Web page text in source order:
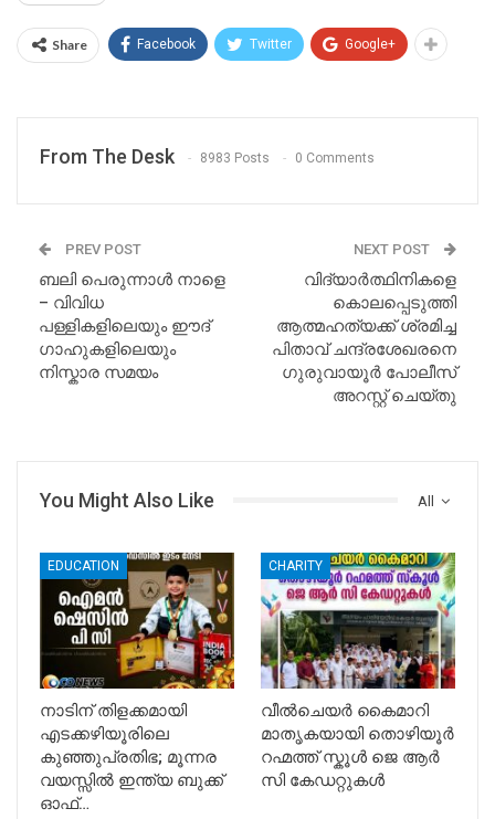
Share Facebook Twitter Google+
From The Desk 8983 Posts 0 Comments
PREV POST
ബലി പെരുന്നാൾ നാളെ
– വിവിധ
പള്ളികളിലെയും ഈദ്
ഗാഹുകളിലെയും
നിസ്കാര സമയം
NEXT POST
വിദ്യാർത്ഥിനികളെ
കൊലപ്പെടുത്തി
ആത്മഹത്യക്ക് ശ്രമിച്ച
പിതാവ് ചന്ദ്രശേഖരനെ
ഗുരുവായൂർ പോലീസ്
അറസ്റ്റ് ചെയ്തു
All
You Might Also Like
EDUCATION
നാടിന് തിളക്കമായി
എടക്കഴിയൂരിലെ
കുഞ്ഞുപ്രതിഭ; മൂന്നര
വയസ്സിൽ ഇന്ത്യ ബുക്ക്
ഓഫ്…
CHARITY
വീൽചെയർ കൈമാറി
മാതൃകയായി തൊഴിയൂർ
റഹ്മത്ത് സ്കൂൾ ജെ ആർ
സി കേഡറ്റുകൾ